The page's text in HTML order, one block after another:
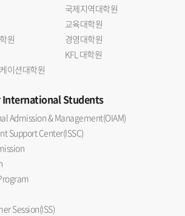
국제지역대학원
교육대학원
원
경영대학원
KFL 대학원
이션대학원
Students
Admission & Management(OIAM)
Support Center(ISSC)
Session(ISS)